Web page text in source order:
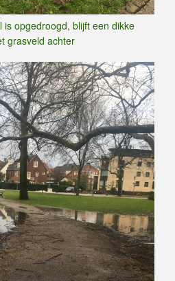
is opgedroogd, blijft een dikke
grasveld achter